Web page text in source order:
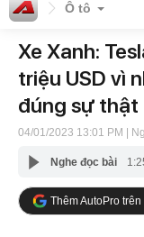
Ô tô
Xe Xanh:
triệu USD vì
đúng sự thật
04/01/2023 13:01 PM |
Nghe đọc bài
Thêm AutoPro trên